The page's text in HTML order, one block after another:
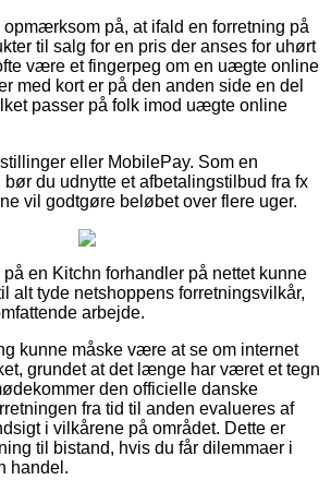
på, at ifald en forretning på
til salg for en pris der anses for uhørt
være et fingerpeg om en uægte online
med kort er på den anden side en del
passer på folk imod uægte online
eller MobilePay. Som en
du udnytte et afbetalingstilbud fra fx
vil godtgøre beløbet over flere uger.
på en Kitchn forhandler på nettet kunne
alt tyde netshoppens forretningsvilkår,
arbejde.
kunne måske være at se om internet
grundet at det længe har været et tegn
den officielle danske
fra tid til anden evalueres af
i vilkårene på området. Dette er
til bistand, hvis du får dilemmaer i
handel.